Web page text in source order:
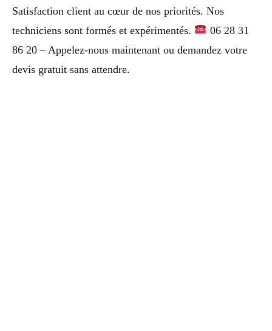
Satisfaction client au cœur de nos priorités. Nos
techniciens sont formés et expérimentés.
06 28 31
86 20 – Appelez-nous maintenant ou demandez votre
devis gratuit sans attendre.